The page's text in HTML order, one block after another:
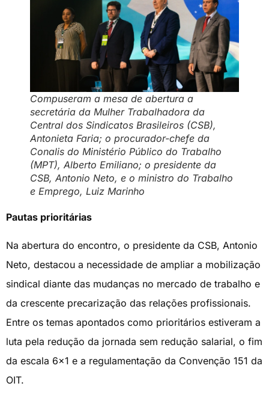
Compuseram a mesa de abertura a
secretária da Mulher Trabalhadora da
Central dos Sindicatos Brasileiros (CSB),
Antonieta Faria; o procurador-chefe da
Conalis do Ministério Público do Trabalho
(MPT), Alberto Emiliano; o presidente da
CSB, Antonio Neto, e o ministro do Trabalho
e Emprego, Luiz Marinho
Pautas prioritárias
Na abertura do encontro, o presidente da CSB, Antonio
Neto, destacou a necessidade de ampliar a mobilização
sindical diante das mudanças no mercado de trabalho e
da crescente precarização das relações profissionais.
Entre os temas apontados como prioritários estiveram a
luta pela redução da jornada sem redução salarial, o fim
da escala 6×1 e a regulamentação da Convenção 151 da
OIT.